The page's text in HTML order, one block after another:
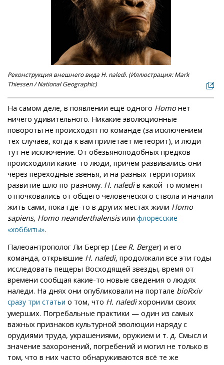
Реконструкция внешнего вида H. naledi. (Иллюстрация: Mark
Thiessen / National Geographic)
На самом деле, в появлении ещё одного Homoнет
ничего удивительного. Никакие эволюционные
повороты не происходят по команде (за исключением
тех случаев, когда к вам прилетает метеорит), и люди
тут не исключение. От обезьяноподобных предков
происходили какие-то люди, причём развивались они
через переходные звенья, и на разных территориях
развитие шло по-разному. H. nalediв какой-то момент
отпочковались от общего человеческого ствола и начали
жить сами, пока где-то в других местах жили Homo
sapiens, Homo neanderthalensisили флоресские
«хоббиты».
Палеоантрополог Ли Бергер (Lee R. Berger) и его
команда, открывшие H. naledi, продолжали все эти годы
исследовать пещеры Восходящей звезды, время от
времени сообщая какие-то новые сведения о людях
наледи. На днях они опубликовали на портале bioRxiv
сразу три статьи о том, что H. nalediхоронили своих
умерших. Погребальные практики — один из самых
важных признаков культурной эволюции наряду с
орудиями труда, украшениями, оружием и т. д. Смысл и
значение захоронений, погребений и могил не только в
том, что в них часто обнаруживаются всё те же